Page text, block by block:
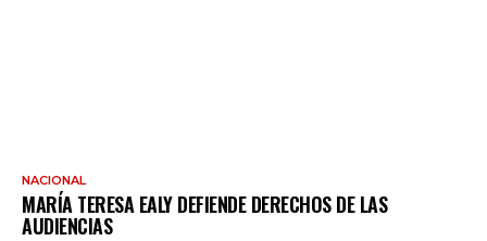
NACIONAL
MARÍA TERESA EALY DEFIENDE DERECHOS DE LAS
AUDIENCIAS